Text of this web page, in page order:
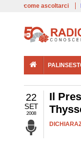
come ascoltarci
22
SET
2008
Il